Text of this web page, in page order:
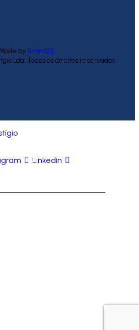
by Brand22
Lda. Todos os direitos reservados
Linkedin